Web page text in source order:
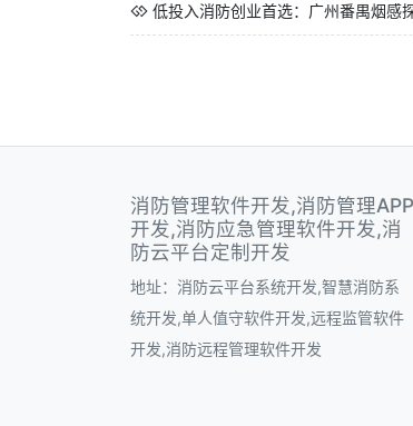
低投入消防创业首选：广州番禺烟感
消防管理软件开发,消防管理APP
开发,消防应急管理软件开发,消
防云平台定制开发
地址：消防云平台系统开发,智慧消防系
统开发,单人值守软件开发,远程监管软件
开发,消防远程管理软件开发